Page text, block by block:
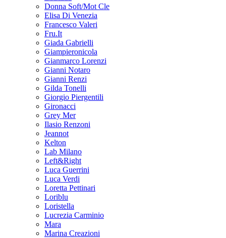
Donna Soft/Mot Cle
Elisa Di Venezia
Francesco Valeri
Fru.It
Giada Gabrielli
Giampieronicola
Gianmarco Lorenzi
Gianni Notaro
Gianni Renzi
Gilda Tonelli
Giorgio Piergentili
Gironacci
Grey Mer
Ilasio Renzoni
Jeannot
Kelton
Lab Milano
Left&Right
Luca Guerrini
Luca Verdi
Loretta Pettinari
Loriblu
Loristella
Lucrezia Carminio
Mara
Marina Creazioni